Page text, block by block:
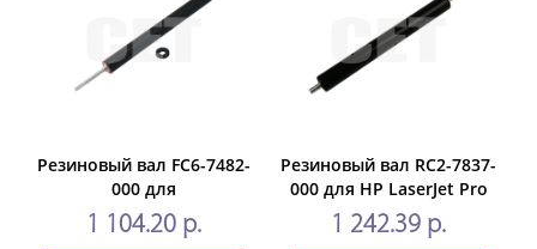
Резиновый вал FC6-7482-
000 для
CANONiR1018/1019/1022/1023/1024/1025
(CET), CET3965
1 104.20 р.
Резиновый вал RC2-7837-
000 для HP LaserJet Pro
MFPM521/M525, CANON
iR1435 (CET), CET5266
1 242.39 р.